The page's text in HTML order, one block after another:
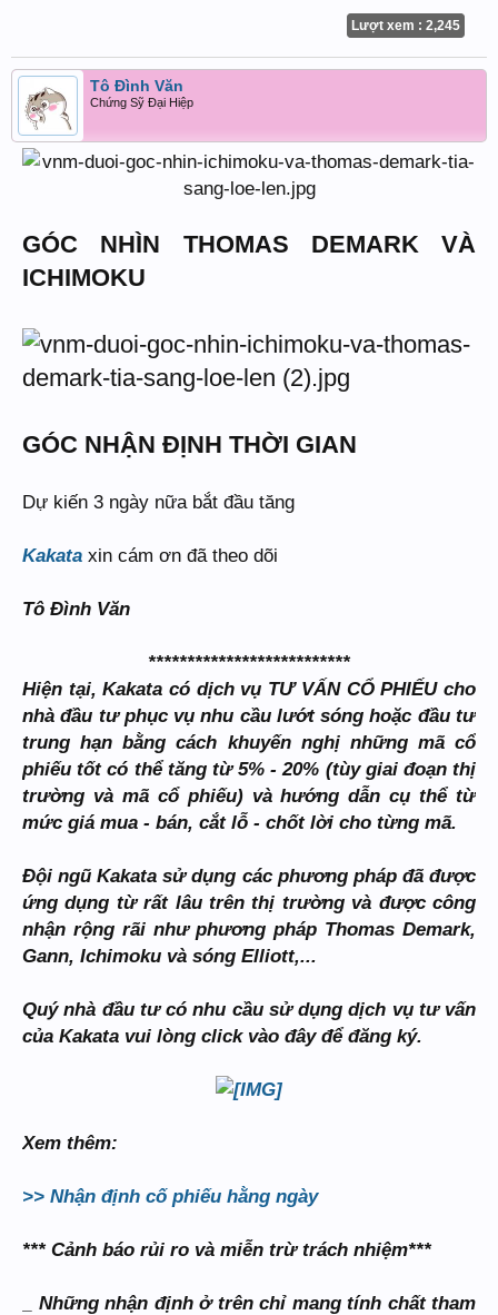
Lượt xem : 2,245
Tô Đình Văn
Chứng Sỹ Đại Hiệp
GÓC NHÌN THOMAS DEMARK VÀ
ICHIMOKU
GÓC NHẬN ĐỊNH THỜI GIAN
Dự kiến 3 ngày nữa bắt đầu tăng
Kakata xin cám ơn đã theo dõi
Tô Đình Văn
**************************
Hiện tại, Kakata có dịch vụ TƯ VẤN CỔ PHIẾU cho
nhà đầu tư phục vụ nhu cầu lướt sóng hoặc đầu tư
trung hạn bằng cách khuyến nghị những mã cổ
phiếu tốt có thể tăng từ 5% - 20% (tùy giai đoạn thị
trường và mã cổ phiếu) và hướng dẫn cụ thể từ
mức giá mua - bán, cắt lỗ - chốt lời cho từng mã.
Đội ngũ Kakata sử dụng các phương pháp đã được
ứng dụng từ rất lâu trên thị trường và được công
nhận rộng rãi như phương pháp Thomas Demark,
Gann, Ichimoku và sóng Elliott,...
Quý nhà đầu tư có nhu cầu sử dụng dịch vụ tư vấn
của Kakata vui lòng click vào đây để đăng ký.
Xem thêm:
>> Nhận định cố phiếu hằng ngày
*** Cảnh báo rủi ro và miễn trừ trách nhiệm***
_ Những nhận định ở trên chỉ mang tính chất tham